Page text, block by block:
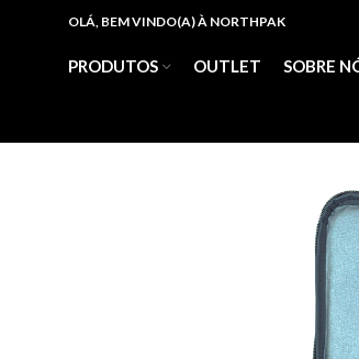
OLÁ, BEM VINDO(A) À NORTHPAK
PRODUTOS OUTLET SOBRE